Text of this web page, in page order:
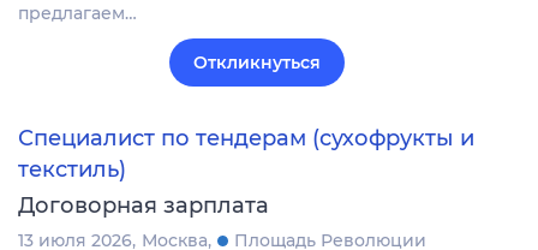
предлагаем…
Откликнуться
Специалист по тендерам (сухофрукты и
текстиль)
Договорная зарплата
13 июля 2026 Москва
Площадь Революции